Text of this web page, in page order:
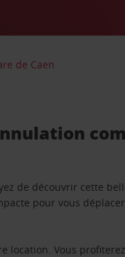
de Caen
de découvrir cette
pour vous
location. Vous